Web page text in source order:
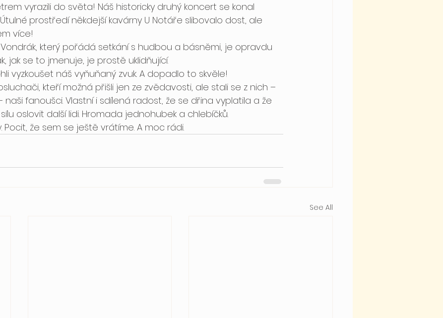
vyrazili do světa! Náš historicky druhý koncert se konal
Útulné prostředí někdejší kavárny U Notáře slibovalo dost, ale
více!
který pořádá setkání s hudbou a básněmi, je opravdu
jak se to jmenuje, je prostě uklidňující.
vyzkoušet náš vyňuňaný zvuk. A dopadlo to skvěle!
kteří možná přišli jen ze zvědavosti, ale stali se z nich –
fanoušci. Vlastní i sdílená radost, že se dřina vyplatila a že
oslovit další lidi. Hromada jednohubek a chlebíčků.
Pocit, že sem se ještě vrátíme. A moc rádi.
See All